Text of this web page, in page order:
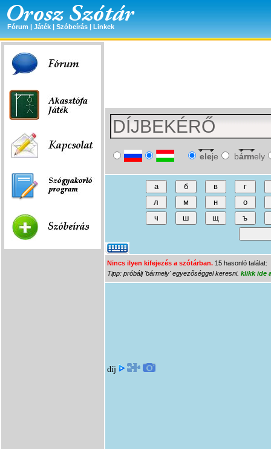
Fórum | Játék | Szóbeírás | Linkek
eleje bármely
Nincs ilyen kifejezés a szótárban. 15 hasonló találat:
Tipp: próbálj 'bármely' egyezőséggel keresni. klikk ide
díj